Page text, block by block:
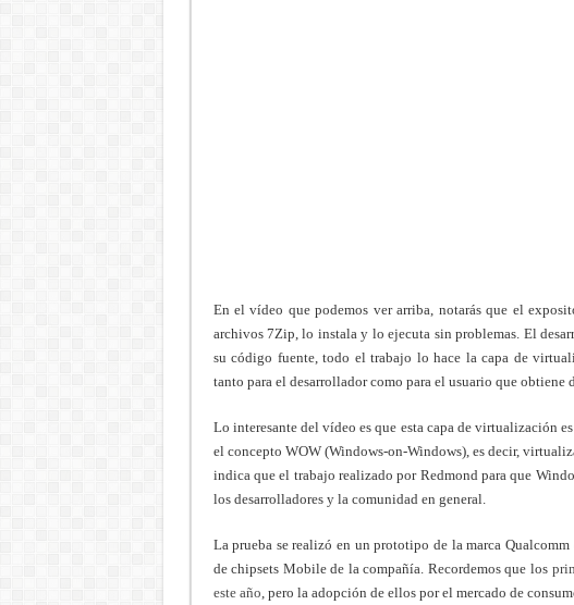
En el vídeo que podemos ver arriba, notarás que el
archivos 7Zip, lo instala y lo ejecuta sin problemas. El
su código fuente, todo el trabajo lo hace la capa de
tanto para el desarrollador como para el usuario que obtiene
Lo interesante del vídeo es que esta capa de virtualización
el concepto WOW (Windows-on-Windows), es decir,
indica que el trabajo realizado por Redmond para que
los desarrolladores y la comunidad en general.
La prueba se realizó en un prototipo de la marca
de chipsets Mobile de la compañía. Recordemos que los
este año , pero la adopción de ellos por el mercado de